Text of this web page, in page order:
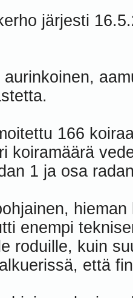
järjesti
166
koiramäärä
1 ja osa
enempi
roduille, kuin
että